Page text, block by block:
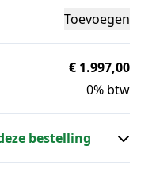
Toevoegen
€ 1.997,00
0% btw
bestelling